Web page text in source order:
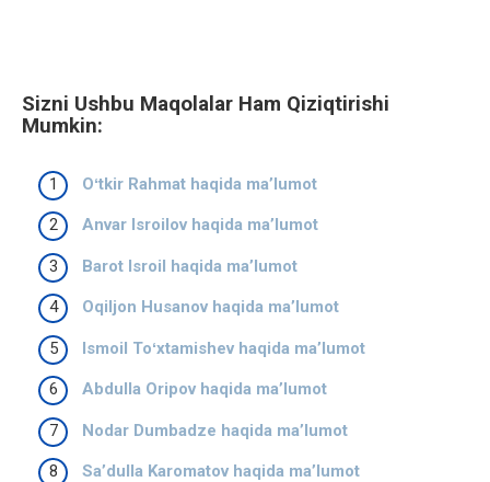
Sizni Ushbu Maqolalar Ham Qiziqtirishi
Mumkin:
Oʻtkir Rahmat haqida ma’lumot
Anvar Isroilov haqida ma’lumot
Barot Isroil haqida ma’lumot
Oqiljon Husanov haqida ma’lumot
Ismoil Toʻxtamishev haqida ma’lumot
Abdulla Oripov haqida ma’lumot
Nodar Dumbadze haqida ma’lumot
Saʼdulla Karomatov haqida ma’lumot